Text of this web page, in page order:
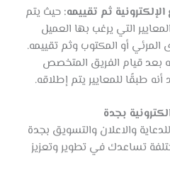
ثم تقييمه:حيث يتم
التي يرغب بها العميل
أو المكتوب وثم تقييمه.
بعد قيام الفريق المتخصص
أنه طبقًا للمعايير يتم إطلاقه.
بجدة
والاعلان والتسويق بجدة
تساعدك في تطوير وتعزيز